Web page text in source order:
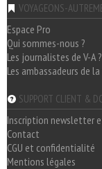
VOYAGEONS-
Espace Pro
Qui sommes-nous ?
Les journalistes de V-A ?
Les ambassadeurs de
SUPPORT CLIENT &
Inscription newsletter
Contact
CGU et confidentialité
Mentions légales